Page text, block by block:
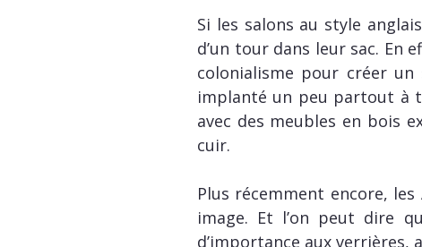
Si les salons au style
d’un tour dans leur sac.
colonialisme pour créer un
implanté un peu partout à
avec des meubles en bois
cuir.
Plus récemment encore, les
image. Et l’on peut dire
d’importance aux verrières,